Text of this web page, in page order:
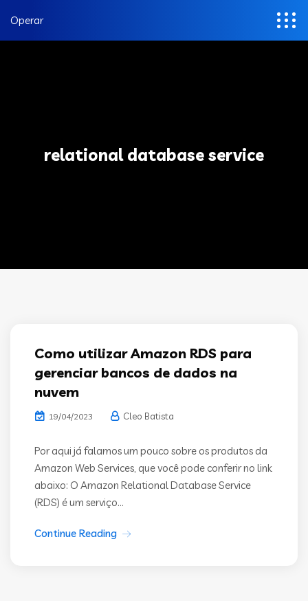
Operar
relational database service
Como utilizar Amazon RDS para
gerenciar bancos de dados na
nuvem
19/04/2023 Cleo Batista
Por aqui já falamos um pouco sobre os produtos da
Amazon Web Services, que você pode conferir no link
abaixo: O Amazon Relational Database Service
(RDS) é um serviço...
Continue Reading